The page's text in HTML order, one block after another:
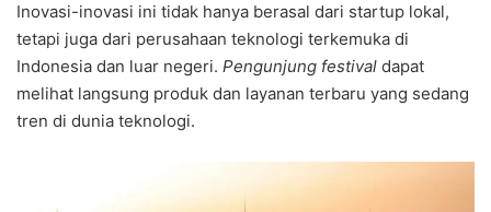
Inovasi-inovasi ini tidak hanya berasal dari startup lokal,
tetapi juga dari perusahaan teknologi terkemuka di
Indonesia dan luar negeri. Pengunjung festival dapat
melihat langsung produk dan layanan terbaru yang sedang
tren di dunia teknologi.